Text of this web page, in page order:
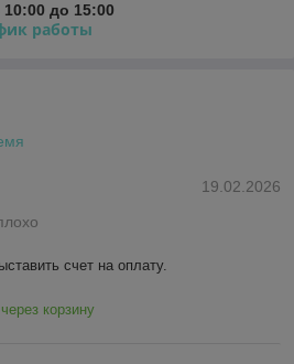
до 15:00
работы
19.02.2026
счет на оплату.
корзину